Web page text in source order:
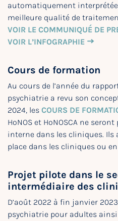
automatiquement interprétée
meilleure qualité de
VOIR LE COMMUNIQUÉ DE
VOIR L’INFOGRAPHIE
Cours de formation
Au cours de l’année du
psychiatrie a revu son
2024, les COURS DE
HoNOS et HoNOSCA ne
interne dans les cliniques.
place dans les cliniques ou
Projet pilote dans le
intermédiaire des
D’août 2022 à fin janvier
psychiatrie pour adultes